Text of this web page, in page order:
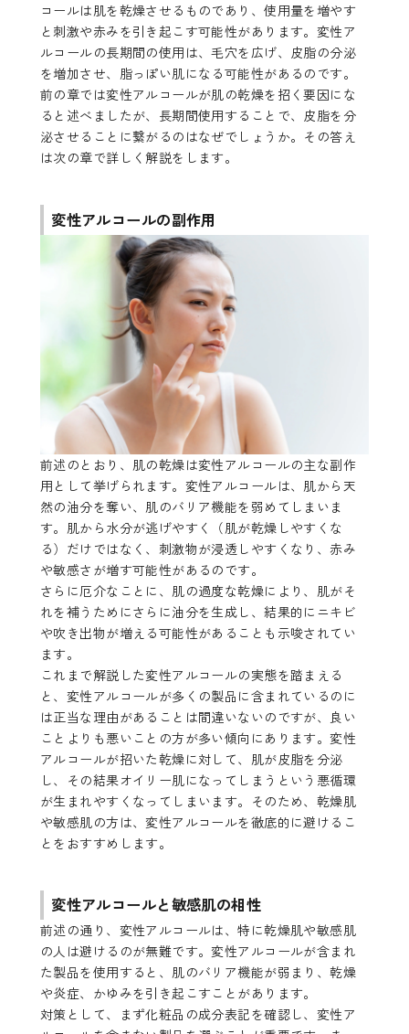
コールは肌を乾燥させるものであり、使用量を増やす
と刺激や赤みを引き起こす可能性があります。変性ア
ルコールの長期間の使用は、毛穴を広げ、皮脂の分泌
を増加させ、脂っぽい肌になる可能性があるのです。
前の章では変性アルコールが肌の乾燥を招く要因にな
ると述べましたが、長期間使用することで、皮脂を分
泌させることに繋がるのはなぜでしょうか。その答え
は次の章で詳しく解説をします。
変性アルコールの副作用
前述のとおり、肌の乾燥は変性アルコールの主な副作
用として挙げられます。変性アルコールは、肌から天
然の油分を奪い、肌のバリア機能を弱めてしまいま
す。肌から水分が逃げやすく（肌が乾燥しやすくな
る）だけではなく、刺激物が浸透しやすくなり、赤み
や敏感さが増す可能性があるのです。
さらに厄介なことに、肌の過度な乾燥により、肌がそ
れを補うためにさらに油分を生成し、結果的にニキビ
や吹き出物が増える可能性があることも示唆されてい
ます。
これまで解説した変性アルコールの実態を踏まえる
と、変性アルコールが多くの製品に含まれているのに
は正当な理由があることは間違いないのですが、良い
ことよりも悪いことの方が多い傾向にあります。変性
アルコールが招いた乾燥に対して、肌が皮脂を分泌
し、その結果オイリー肌になってしまうという悪循環
が生まれやすくなってしまいます。そのため、乾燥肌
や敏感肌の方は、変性アルコールを徹底的に避けるこ
とをおすすめします。
変性アルコールと敏感肌の相性
前述の通り、変性アルコールは、特に乾燥肌や敏感肌
の人は避けるのが無難です。変性アルコールが含まれ
た製品を使用すると、肌のバリア機能が弱まり、乾燥
や炎症、かゆみを引き起こすことがあります。
対策として、まず化粧品の成分表記を確認し、変性ア